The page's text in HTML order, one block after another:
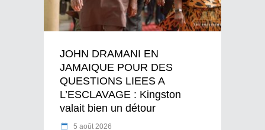
JOHN DRAMANI EN
JAMAIQUE POUR DES
QUESTIONS LIEES A
L’ESCLAVAGE : Kingston
valait bien un détour
5 août 2026